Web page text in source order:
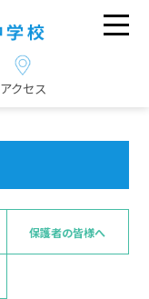
アクセス
保護者の皆様へ